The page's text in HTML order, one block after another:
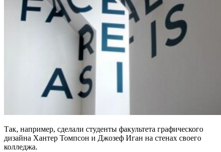
Так, например, сделали студенты факультета графического
дизайна Хантер Томпсон и Джозеф Иган на стенах своего
колледжа.